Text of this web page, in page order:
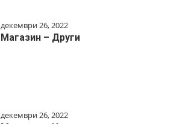
декември 26, 2022
Магазин – Други
декември 26, 2022